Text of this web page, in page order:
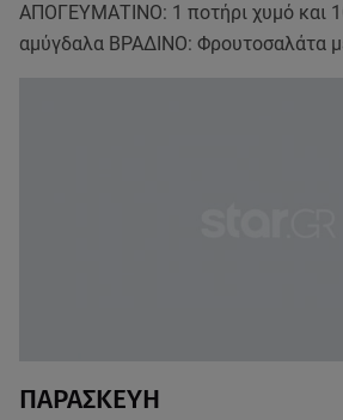
ΑΠΟΓΕΥΜΑΤΙΝΟ: 1 ποτήρι χυμό και
αμύγδαλα ΒΡΑΔΙΝΟ: Φρουτοσαλάτα
ΠΑΡΑΣΚΕΥΗ